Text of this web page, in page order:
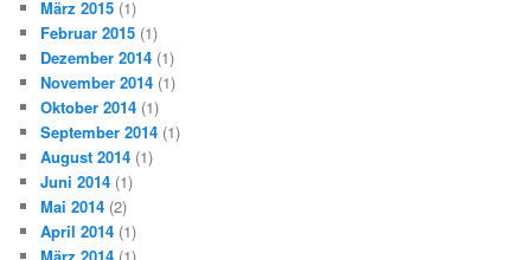
März 2015 (1)
Februar 2015 (1)
Dezember 2014 (1)
November 2014 (1)
Oktober 2014 (1)
September 2014 (1)
August 2014 (1)
Juni 2014 (1)
Mai 2014 (2)
April 2014 (1)